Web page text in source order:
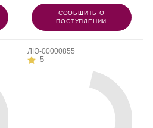
СООБЩИТЬ О
ПОСТУПЛЕНИИ
ЛЮ-00000855
5